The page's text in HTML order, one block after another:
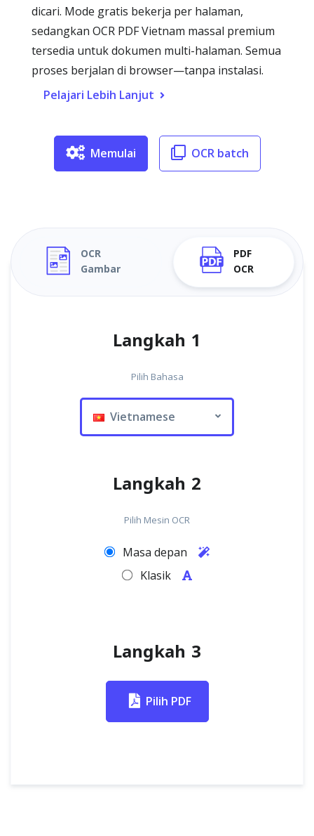
dicari. Mode gratis bekerja per halaman,
sedangkan OCR PDF Vietnam massal premium
tersedia untuk dokumen multi-halaman. Semua
proses berjalan di browser—tanpa instalasi.
Pelajari Lebih Lanjut
Memulai OCR batch
OCR
Gambar
PDF
OCR
Langkah 1
Pilih Bahasa
Vietnamese
Langkah 2
Pilih Mesin OCR
Masa depan
Klasik
Langkah 3
Pilih PDF